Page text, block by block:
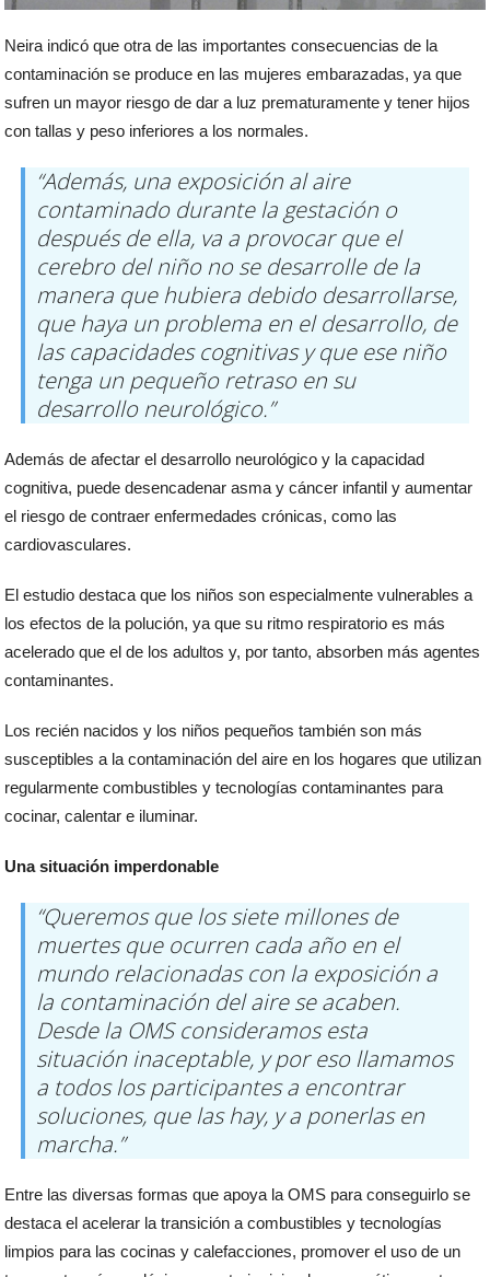
Neira indicó que otra de las importantes consecuencias de la
contaminación se produce en las mujeres embarazadas, ya que
sufren un mayor riesgo de dar a luz prematuramente y tener hijos
con tallas y peso inferiores a los normales.
“Además, una exposición al aire
contaminado durante la gestación o
después de ella, va a provocar que el
cerebro del niño no se desarrolle de la
manera que hubiera debido desarrollarse,
que haya un problema en el desarrollo, de
las capacidades cognitivas y que ese niño
tenga un pequeño retraso en su
desarrollo neurológico.”
Además de afectar el desarrollo neurológico y la capacidad
cognitiva, puede desencadenar asma y cáncer infantil y aumentar
el riesgo de contraer enfermedades crónicas, como las
cardiovasculares.
El estudio destaca que los niños son especialmente vulnerables a
los efectos de la polución, ya que su ritmo respiratorio es más
acelerado que el de los adultos y, por tanto, absorben más agentes
contaminantes.
Los recién nacidos y los niños pequeños también son más
susceptibles a la contaminación del aire en los hogares que utilizan
regularmente combustibles y tecnologías contaminantes para
cocinar, calentar e iluminar.
Una situación imperdonable
“Queremos que los siete millones de
muertes que ocurren cada año en el
mundo relacionadas con la exposición a
la contaminación del aire se acaben.
Desde la OMS consideramos esta
situación inaceptable, y por eso llamamos
a todos los participantes a encontrar
soluciones, que las hay, y a ponerlas en
marcha.”
Entre las diversas formas que apoya la OMS para conseguirlo se
destaca el acelerar la transición a combustibles y tecnologías
limpios para las cocinas y calefacciones, promover el uso de un